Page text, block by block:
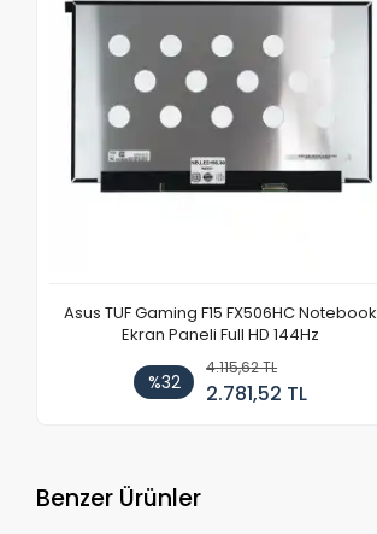
Asus TUF Gaming F15 FX506HC Notebook
Ekran Paneli Full HD 144Hz
%32
4.115,62 TL
2.781,52 TL
Benzer Ürünler